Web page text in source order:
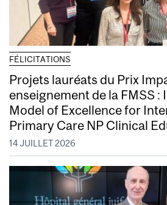
FÉLICITATIONS
Projets lauréats du Prix
enseignement de la FMSS :
Model of Excellence for
Primary Care NP Clinical
14 JUILLET 2026